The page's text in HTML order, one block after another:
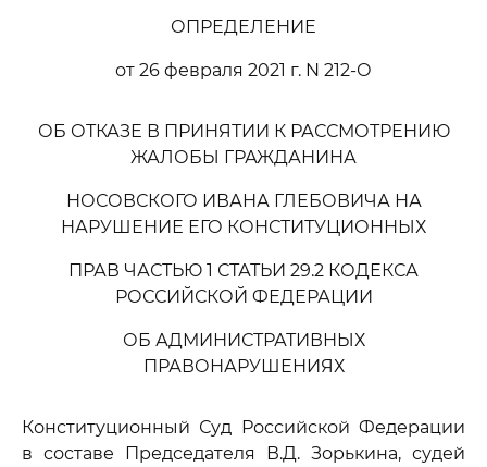
ОПРЕДЕЛЕНИЕ
от 26 февраля 2021 г. N 212-О
ОБ ОТКАЗЕ В ПРИНЯТИИ К РАССМОТРЕНИЮ
ЖАЛОБЫ ГРАЖДАНИНА
НОСОВСКОГО ИВАНА ГЛЕБОВИЧА НА
НАРУШЕНИЕ ЕГО КОНСТИТУЦИОННЫХ
ПРАВ ЧАСТЬЮ 1 СТАТЬИ 29.2 КОДЕКСА
РОССИЙСКОЙ ФЕДЕРАЦИИ
ОБ АДМИНИСТРАТИВНЫХ
ПРАВОНАРУШЕНИЯХ
Конституционный Суд Российской Федерации
в составе Председателя В.Д. Зорькина, судей